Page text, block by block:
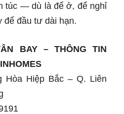
túc — dù là để ở, để nghỉ
để đầu tư dài hạn.
BAY – THÔNG TIN
Hòa Hiệp Bắc – Q. Liên